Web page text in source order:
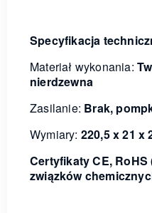
Specyfikacja
Materiał wykonania:
nierdzewna
Zasilanie: Brak,
Wymiary: 220,5 x 21 x
Certyfikaty CE,
związków